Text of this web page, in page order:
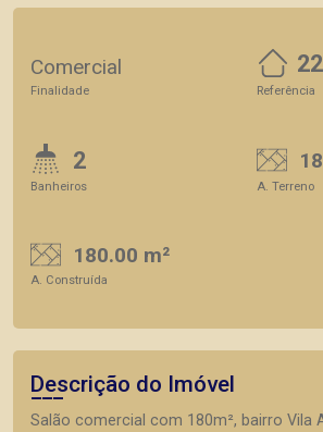
Comercial
Finalidade Referência
2
Banheiros A. Terreno
180.00 m²
A. Construída
Descrição do Imóvel
Salão comercial com 180m², bairro Vila